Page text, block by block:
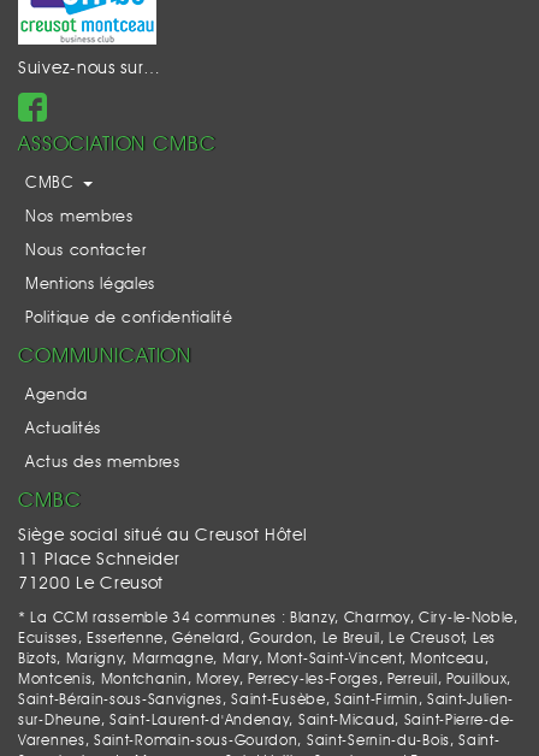
Suivez-nous sur…
ASSOCIATION CMBC
CMBC
Nos membres
Nous contacter
Mentions légales
Politique de confidentialité
COMMUNICATION
Agenda
Actualités
Actus des membres
CMBC
Siège social situé au Creusot Hôtel
11 Place Schneider
71200 Le Creusot
* La CCM rassemble 34 communes : Blanzy, Charmoy, Ciry-le-Noble,
Ecuisses, Essertenne, Génelard, Gourdon, Le Breuil, Le Creusot, Les
Bizots, Marigny, Marmagne, Mary, Mont-Saint-Vincent, Montceau,
Montcenis, Montchanin, Morey, Perrecy-les-Forges, Perreuil, Pouilloux,
Saint-Bérain-sous-Sanvignes, Saint-Eusèbe, Saint-Firmin, Saint-Julien-
sur-Dheune, Saint-Laurent-d'Andenay, Saint-Micaud, Saint-Pierre-de-
Varennes, Saint-Romain-sous-Gourdon, Saint-Sernin-du-Bois, Saint-